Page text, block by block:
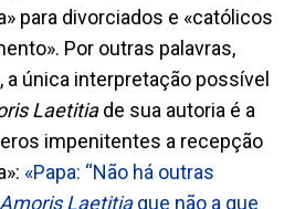
para divorciados e «católicos
Por outras palavras,
a única interpretação possível
Laetitiade sua autoria é a
impenitentes a recepção
«Papa: “Não há outras
Amoris Laetitiaque não a que